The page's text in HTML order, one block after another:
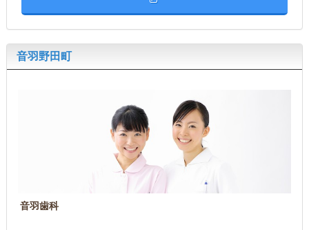
音羽野田町
音羽歯科